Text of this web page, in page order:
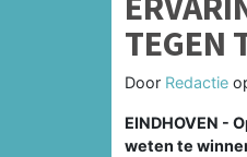
TEGEN
Door Redactie
EINDHOVEN -
weten te